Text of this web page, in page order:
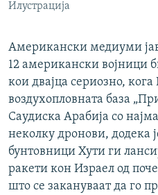
Илустрација
Американски медиуми
12 американски војници
кои двајца сериозно,
воздухопловната база
Саудиска Арабија со
неколку дронови, додека
бунтовници Хути ги
ракети кон Израел од
што се закануваат да го